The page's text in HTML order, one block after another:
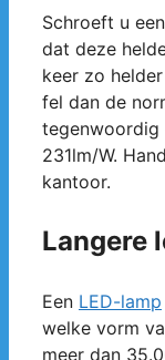
Schroeft u
dat deze
keer zo
fel dan de
tegenwoordig
231lm/W.
kantoor.
Langere
Een LED-lamp
welke vorm
meer dan